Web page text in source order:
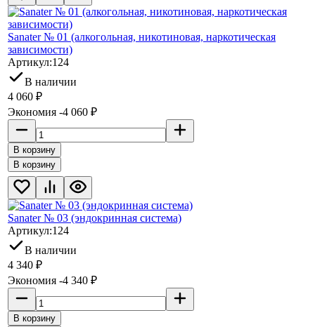
Sanater № 01 (алкогольная, никотиновая, наркотическая
зависимости)
Артикул:124
В наличии
4 060 ₽
Экономия -4 060 ₽
В корзину
В корзину
Sanater № 03 (эндокринная система)
Артикул:124
В наличии
4 340 ₽
Экономия -4 340 ₽
В корзину